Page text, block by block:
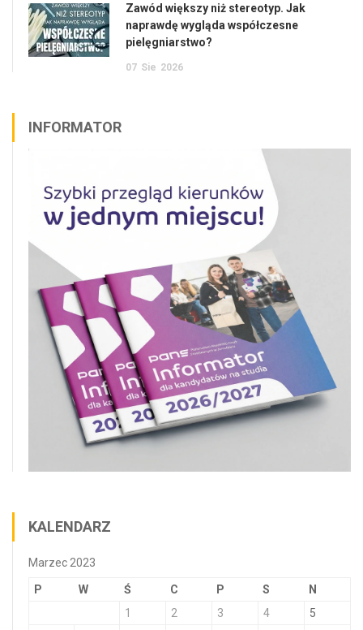
Zawód większy niż stereotyp. Jak
naprawdę wygląda współczesne
pielęgniarstwo?
07 Sie 2026
INFORMATOR
KALENDARZ
Marzec 2023
P W Ś C P S
N
1
2 3 4
5